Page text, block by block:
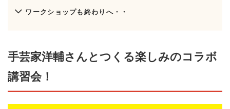
ワークショップも終わりへ・・
手芸家洋輔さんとつくる楽しみのコラボ
講習会！